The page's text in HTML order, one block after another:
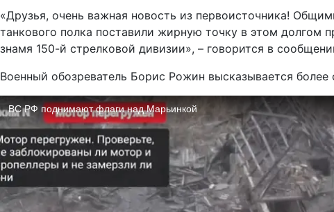
«Друзья, очень важная новость из первоисточника!
танкового полка поставили жирную точку в этом долгом
знамя 150-й стрелковой дивизии», – говорится в
Военный обозреватель Борис Рожин высказывается более